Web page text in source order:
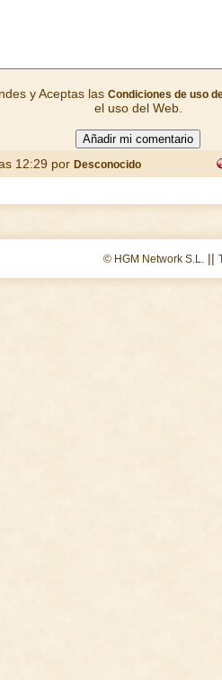
y Aceptas las Condiciones de uso
el uso del Web.
12:29 por Desconocido
© HGM Network S.L. ||